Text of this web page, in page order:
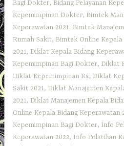
Bagi Dokter, Bidang Pelayanan
Kepemimpinan Dokter, Bimtek
Keperawatan 2021, Bimtek
Rumah Sakit, Bimtek Online
2021,Diklat Kepala Bidang
Kepemimpinan Bagi Dokter,Diklat
Diklat Kepemimpinan Rs,Diklat
Sakit 2021,Diklat Manajemen
2021,Diklat Manajemen Kepala
Online Kepala Bidang Keperawatan
Kepemimpinan Bagi Dokter, Info
Keperawatan 2022, Info Pelatihan